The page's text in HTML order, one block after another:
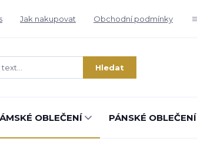
Jak nakupovat Obchodní podmínky
Hledat
OBLEČENÍ PÁNSKÉ OBLEČENÍ